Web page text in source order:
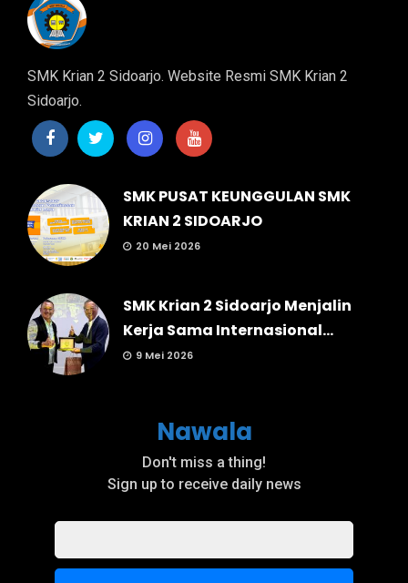
SMK Krian 2 Sidoarjo. Website Resmi SMK Krian 2
Sidoarjo.
SMK PUSAT KEUNGGULAN SMK
KRIAN 2 SIDOARJO
20 Mei 2026
SMK Krian 2 Sidoarjo Menjalin
Kerja Sama Internasional...
9 Mei 2026
Nawala
Don't miss a thing!
Sign up to receive daily news